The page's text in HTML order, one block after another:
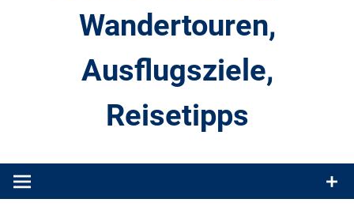
Wandertouren,
Ausflugsziele,
Reisetipps
Produkttests und Buchrezensionen. Ein Blog für alle, die gern